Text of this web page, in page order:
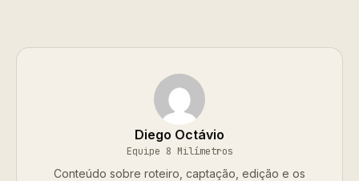
Diego Octávio
Equipe 8 Milímetros
Conteúdo sobre roteiro, captação, edição e os